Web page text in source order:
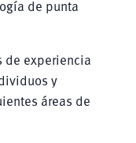
de punta
de experiencia
y
áreas de